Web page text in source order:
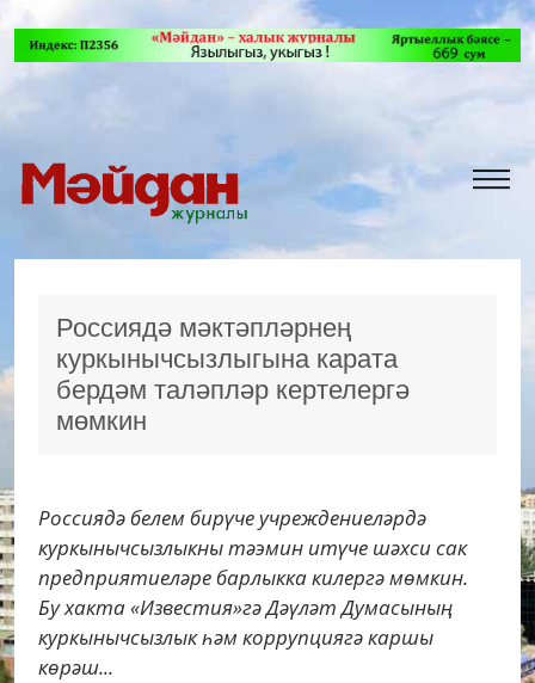
Россиядә мәктәпләрнең
куркынычсызлыгына карата
бердәм таләпләр кертелергә
мөмкин
Россиядә белем бирүче учреждениеләрдә
куркынычсызлыкны тәэмин итүче шәхси сак
предприятиеләре барлыкка килергә мөмкин.
Бу хакта «Известия»гә Дәүләт Думасының
куркынычсызлык һәм коррупциягә каршы
көрәш...